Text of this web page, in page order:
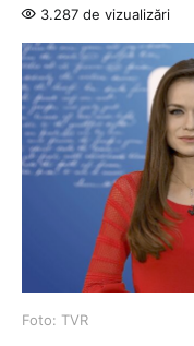
3.287 de vizualizări
Foto: TVR